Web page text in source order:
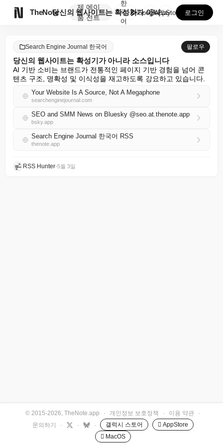
TheNote
제
품
에이
전트
당신의 웹사이트는 확성기가 아니라 소스입니다
한
국
어
GooglePlay
AppStore 로그인
Search Engine Journal 한국어 팔로우
당신의 웹사이트는 확성기가 아니라 소스입니다
AI 기반 소비는 브랜드가 전통적인 페이지 기반 경험을 넘어 콘
텐츠 구조, 명확성 및 이식성을 재고하도록 강요하고 있습니다.
Your Website Is A Source, Not A Megaphone
searchenginejournal.com
SEO and SMM News on Bluesky @seo.at.thenote.app
bsky.app
Search Engine Journal 한국어 RSS
thenote.app
RSS Hunter•5월 3일
© 2015-2026, TheNote.app · 개인정보 보호정책 · 이용 약관
·
문의하기
· · · 갤럭시 스토어
 AppStore
 MacOS